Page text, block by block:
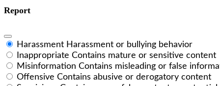
Report
Harassment Harassment or bullying behavior
Inappropriate Contains mature or sensitive content
Misinformation Contains misleading or false
Offensive Contains abusive or derogatory content